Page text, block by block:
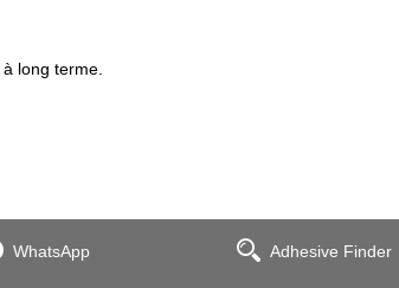
long terme.
WhatsApp Adhesive Finder